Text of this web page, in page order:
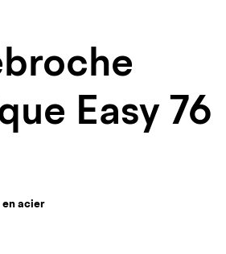
Easy 76
en acier